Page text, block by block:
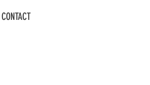
CONTACT